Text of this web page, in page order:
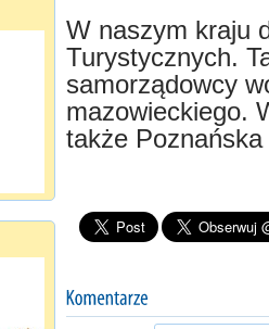
W naszym kraju
Turystycznych.
samorządowcy
mazowieckiego.
także